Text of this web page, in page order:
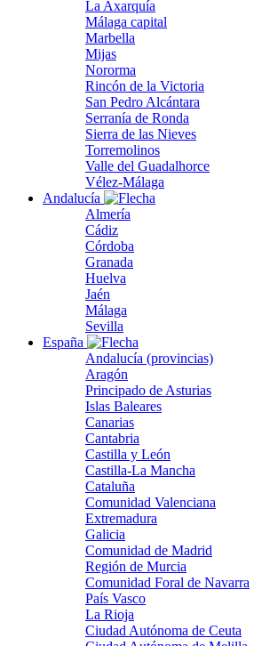
La Axarquía
Málaga capital
Marbella
Mijas
Nororma
Rincón de la Victoria
San Pedro Alcántara
Serranía de Ronda
Sierra de las Nieves
Torremolinos
Valle del Guadalhorce
Vélez-Málaga
Andalucía
Almería
Cádiz
Córdoba
Granada
Huelva
Jaén
Málaga
Sevilla
España
Andalucía (provincias)
Aragón
Principado de Asturias
Islas Baleares
Canarias
Cantabria
Castilla y León
Castilla-La Mancha
Cataluña
Comunidad Valenciana
Extremadura
Galicia
Comunidad de Madrid
Región de Murcia
Comunidad Foral de Navarra
País Vasco
La Rioja
Ciudad Autónoma de Ceuta